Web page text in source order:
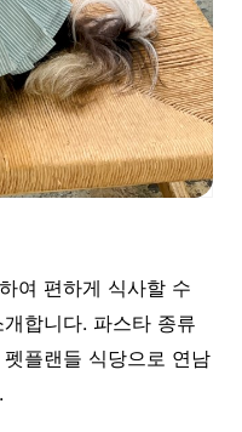
여 편하게 식사할 수
합니다. 파스타 종류
플랜들 식당으로 연남